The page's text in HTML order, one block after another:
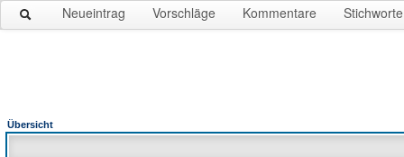
Neueintrag Vorschläge Kommentare Stichworte
Übersicht